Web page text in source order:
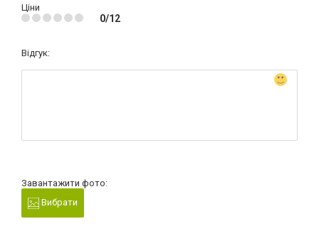
Ціни
0/12
Відгук:
Завантажити фото:
Вибрати